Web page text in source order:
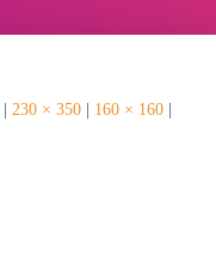
230 × 350 160 × 160